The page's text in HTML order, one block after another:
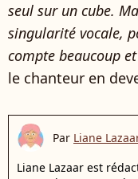
seul sur un cube.
singularité vocale,
compte beaucoup
le chanteur en
Par Liane
Liane Lazaar est